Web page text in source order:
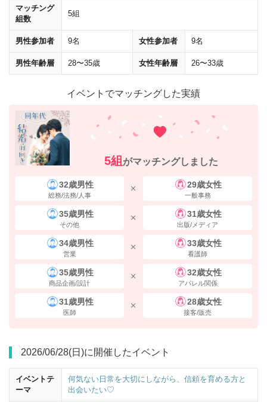
丸ノ内線改札を出て、 八重洲方面へ進みます。
マッチング
組数
5組
男性参加者 9名 女性参加者 9名
男性年齢層 28〜35歳 女性年齢層 26〜33歳
イベントでマッチングした実績
5組がマッチングしました
32歳男性
総務/法務/人事
29歳女性
一般事務
35歳男性
その他
31歳女性
出版/メディア
34歳男性
営業
33歳女性
看護師
35歳男性
商品企画/設計
32歳女性
アパレル関係
31歳男性
医師
28歳女性
接客/販売
2026/06/28(日)に開催したイベント
イベントテ
ーマ
何気ない日常を大切にしながら、信頼を育める方と
出会いたい♡